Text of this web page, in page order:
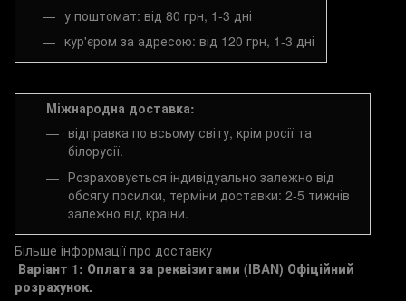
у поштомат: від 80 грн, 1-3 дні
кур'єром за адресою: від 120 грн, 1-3 дні
Міжнародна доставка:
відправка по всьому світу, крім росії та
білорусії.
Розраховується індивідуально залежно від
обсягу посилки, терміни доставки: 2-5 тижнів
залежно від країни.
Більше інформації про доставку
Варіант 1: Оплата за реквізитами (IBAN) Офіційний
розрахунок.